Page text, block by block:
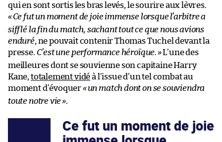
qui en sont sortis les bras levés, le sourire aux lèvres.
«Ce fut un moment de joie immense lorsque l’arbitre a
sifflé la fin du match, sachant tout ce que nous avions
enduré, ne pouvait contenir Thomas Tuchel devant la
presse. C’est une performance héroïque.»L’une des
meilleures dont se souvienne son capitaine Harry
Kane, totalement vidéà l’issue d’un tel combat au
moment d’évoquer«un match dont on se souviendra
toute notre vie».
Ce fut un moment de joie